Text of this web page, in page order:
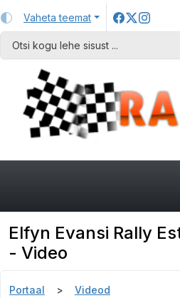
Vaheta teemat
Elfyn Evansi Rally
- Video
Portaal Videod